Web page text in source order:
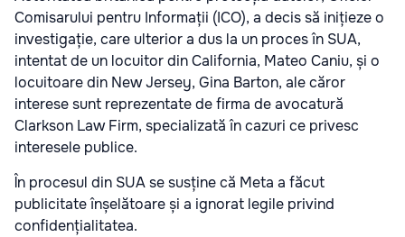
Comisarului pentru Informații (ICO), a decis să inițieze o
investigație, care ulterior a dus la un proces în SUA,
intentat de un locuitor din California, Mateo Caniu, și o
locuitoare din New Jersey, Gina Barton, ale căror
interese sunt reprezentate de firma de avocatură
Clarkson Law Firm, specializată în cazuri ce privesc
interesele publice.
În procesul din SUA se susține că Meta a făcut
publicitate înșelătoare și a ignorat legile privind
confidențialitatea.